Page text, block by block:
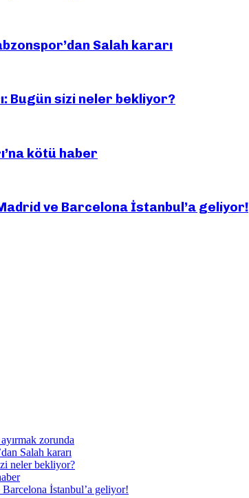
Salah kararı
Bugün sizi neler bekliyor?
kötü haber
ve Barcelona İstanbul’a geliyor!
zorunda
Salah kararı
neler bekliyor?
İstanbul’a geliyor!